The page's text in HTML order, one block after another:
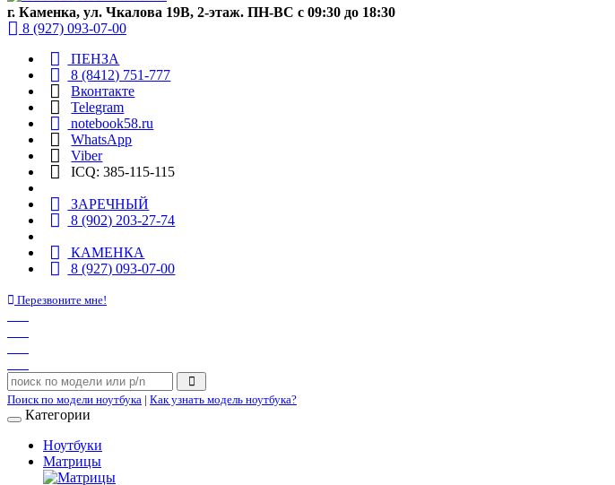
г. Каменка, ул. Чкалова 19В, 2-этаж. ПН-ВС с 09:30 до 18:30
8 (927) 093-07-00
ПЕНЗА
8 (8412) 751-777
Вконтакте
Telegram
notebook58.ru
WhatsApp
Viber
ICQ: 385-115-115
ЗАРЕЧНЫЙ
8 (902) 203-27-74
КАМЕНКА
8 (927) 093-07-00
Перезвоните мне!
Поиск по модели ноутбука | Как узнать модель ноутбука?
Категории
Ноутбуки
Матрицы